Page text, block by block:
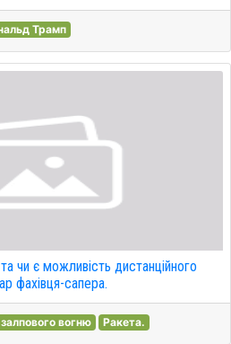
Трамп
чи є можливість дистанційного
фахівця-сапера.
вогню Ракета.